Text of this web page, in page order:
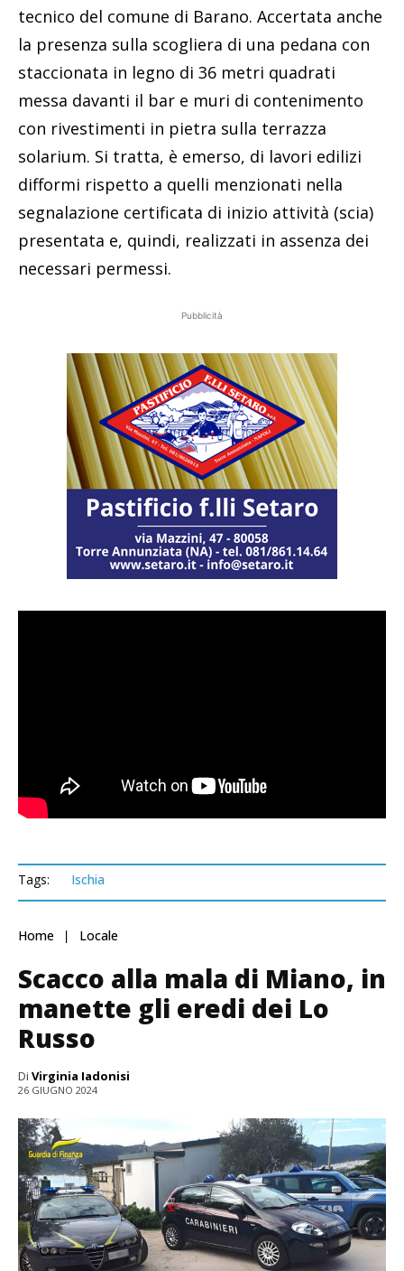
tecnico del comune di Barano. Accertata anche
la presenza sulla scogliera di una pedana con
staccionata in legno di 36 metri quadrati
messa davanti il bar e muri di contenimento
con rivestimenti in pietra sulla terrazza
solarium. Si tratta, è emerso, di lavori edilizi
difformi rispetto a quelli menzionati nella
segnalazione certificata di inizio attività (scia)
presentata e, quindi, realizzati in assenza dei
necessari permessi.
Pubblicità
Tags: Ischia
Home Locale
Scacco alla mala di Miano, in
manette gli eredi dei Lo
Russo
Di Virginia Iadonisi
26 GIUGNO 2024